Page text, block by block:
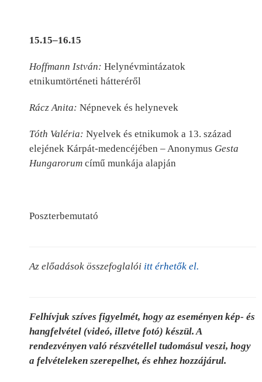
15.15–16.15
Hoffmann István: Helynévmintázatok
etnikumtörténeti hátteréről
Rácz Anita: Népnevek és helynevek
Tóth Valéria: Nyelvek és etnikumok a 13. század
elejének Kárpát-medencéjében – Anonymus Gesta
Hungarorum című munkája alapján
Poszterbemutató
Az előadások összefoglalói itt érhetők el.
Felhívjuk szíves figyelmét, hogy az eseményen kép- és
hangfelvétel (videó, illetve fotó) készül. A
rendezvényen való részvétellel tudomásul veszi, hogy
a felvételeken szerepelhet, és ehhez hozzájárul.